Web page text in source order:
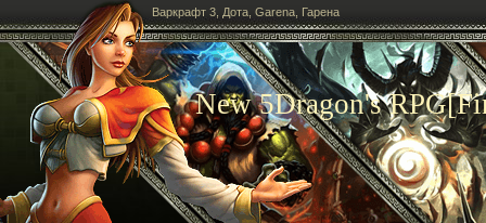
Варкрафт 3, Дота, Garena, Гарена
New 5Dragon's